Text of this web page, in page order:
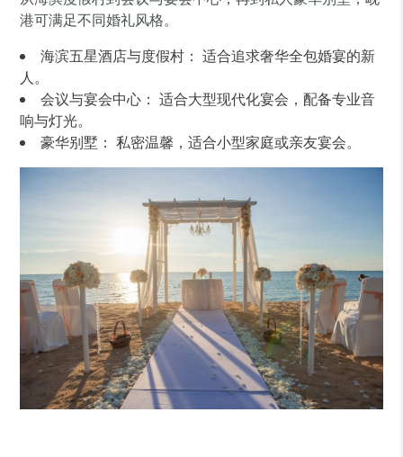
港可满足不同婚礼风格。
海滨五星酒店与度假村： 适合追求奢华全包婚宴的新
人。
会议与宴会中心： 适合大型现代化宴会，配备专业音
响与灯光。
豪华别墅： 私密温馨，适合小型家庭或亲友宴会。